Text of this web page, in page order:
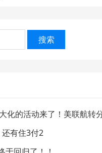
搜索
化的活动来了！美联航转
有住3付2